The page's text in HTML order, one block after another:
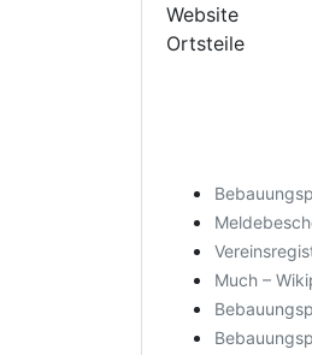
Website
Ortsteile
Much –